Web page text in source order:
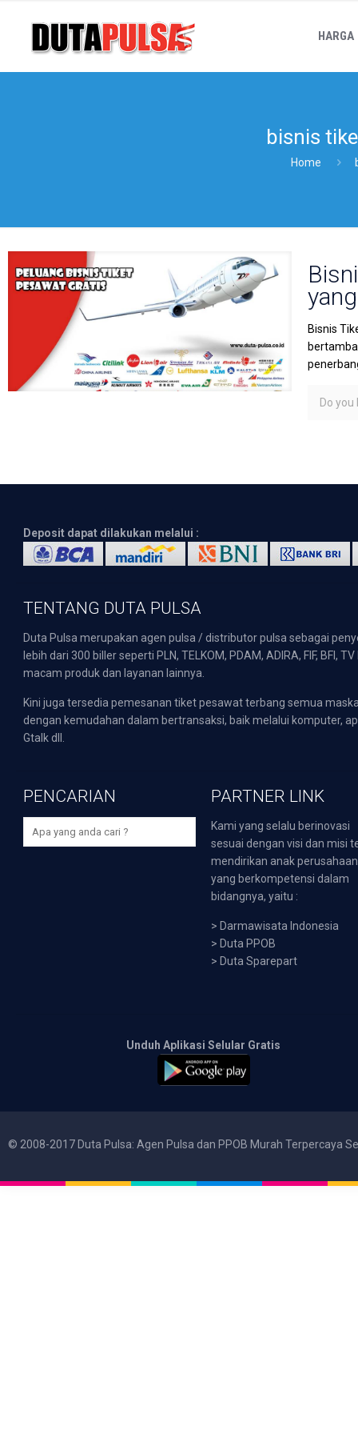
HARGA
bisnis
Home
Bisnis
Do you
Deposit dapat dilakukan melalui :
TENTANG DUTA PULSA
Duta Pulsa merupakan agen pulsa / distributor pulsa sebagai
lebih dari 300 biller seperti PLN, TELKOM, PDAM, ADIRA, FIF,
macam produk dan layanan lainnya.
Kini juga tersedia pemesanan tiket pesawat terbang semua
dengan kemudahan dalam bertransaksi, baik melalui komputer,
Gtalk dll.
PENCARIAN PARTNER LINK
Kami yang selalu berinovasi
sesuai dengan visi dan misi
mendirikan anak perusahaan
yang berkompetensi dalam
bidangnya, yaitu :
> Darmawisata Indonesia
> Duta PPOB
> Duta Sparepart
Unduh Aplikasi Selular Gratis
© 2008-2017 Duta Pulsa: Agen Pulsa dan PPOB Murah Terpercaya